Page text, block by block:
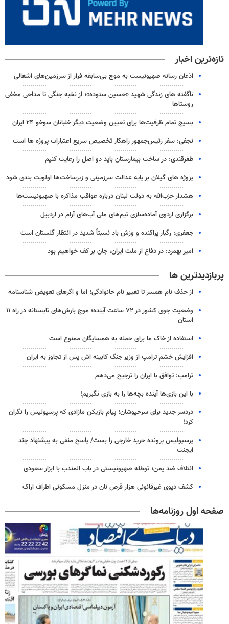
تازه‌ترین اخبار
اذعان رسانه صهیونیست به موج بی‌سابقه فرار از سرزمین‌های اشغالی
ناگفته های زندگی شهید «حسین ستوده»؛ از نخبه جنگی تا مداحی مخفی
روستاها
بسیج تمام ظرفیت‌ها برای تعیین وضعیت دیگر خلبانان سوخو ۲۴ ایران
نجفی: سفر رئیس‌جمهور راهکار تخصیص سریع اعتبارات پروژه ها است
ظفرقندی: در ساخت بیمارستان باید دو اصل را رعایت کنیم
پروژه‌ های گیلان بر پایه عدالت سرزمینی و زیرساخت‌ها اولویت‌ بندی شود
هشدار حزب‌الله به دولت لبنان درباره عواقب مذاکره با صهیونیست‌ها
برگزاری اردوی آماده‌سازی تیم‌های ملی آب‌های آرام در اردبیل
جعفری: رگبار پراکنده و وزش باد نسبتاً شدید در انتظار گلستان است
امیر بهمرد: در دفاع از ملت ایران، جان بر کف خواهیم بود
پربازدیدترین ها
از حذف نام همسر تا تغییر نام خانوادگی؛ اما و اگرهای تعویض شناسنامه
وضعیت جوی کشور در ۷۲ ساعت آینده؛ موج بارش‌های تابستانه در راه ۱۱
استان
استفاده از خاک ما برای حمله به همسایگان ممنوع است
افزایش خشم ترامپ از وزیر جنگ کابینه اش پس از تجاوز به ایران
ترامپ: توافق با ایران را ترجیح می‌دهم
با این بازی‌ها آینده بچه‌ها را به بازی نگیریم!
دردسر جدید برای سرخپوشان؛ پیام بازیکن مازادی که پرسپولیس را نگران
کرد!
پرسپولیس پرونده خرید خارجی را بست/ پاسخ منفی به پیشنهاد چند
ایجنت
ائتلاف ضد یمن؛ توطئه صهیونیستی در باب المندب با ابزار سعودی
کشف دپوی غیرقانونی هزار قرص نان در منزل مسکونی اطراف اراک
صفحه اول روزنامه‌ها